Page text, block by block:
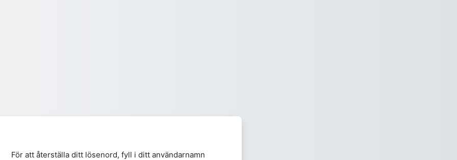
För att återställa ditt lösenord, fyll i ditt användarnamn